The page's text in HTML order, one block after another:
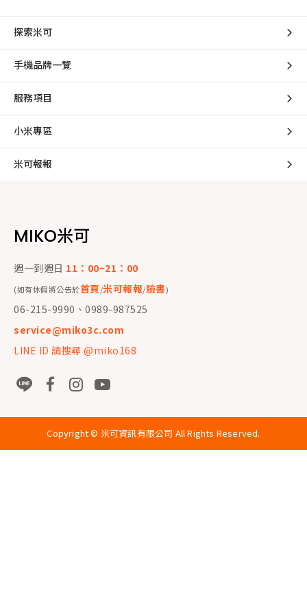
探索米可
手機品牌一覽
服務項目
小米專區
米可報報
MIKO米可
週一到週日 11：00~21：00
(如有休假將公告於首頁/米可報報/臉書)
06-215-9990、0989-987525
service@miko3c.com
LINE ID 請搜尋 @miko168
Copyright © 米可資訊有限公司 All Rights Reserved.